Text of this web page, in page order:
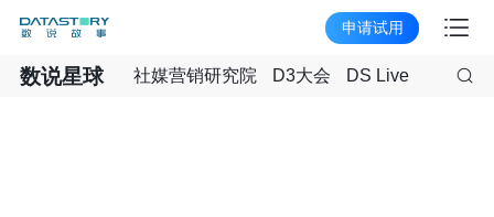
申请试用
数说星球 社媒营销研究院 D3大会 DS Live